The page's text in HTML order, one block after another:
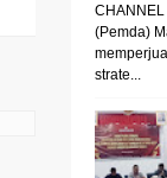
(Pemda)
strate...